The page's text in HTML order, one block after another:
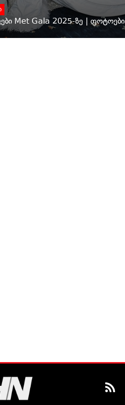
Met Gala 2025-ზე | ფოტოები